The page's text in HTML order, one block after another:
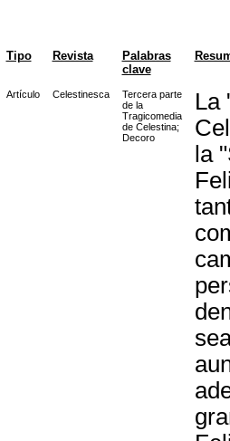
Tipo Revista
Palabras
clave
Artículo Celestinesca
Tercera parte
de la
Tragicomedia
de Celestina;
Decoro
La
la